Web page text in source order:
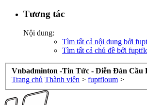
Tương tác
Nội dung:
Tìm tất cả nội dung bởi
Tìm tất cả chủ đề bởi
Vnbadminton -Tin Tức - Diễn Đàn Cầu
Trang chủ Thành viên > fuptfloum >